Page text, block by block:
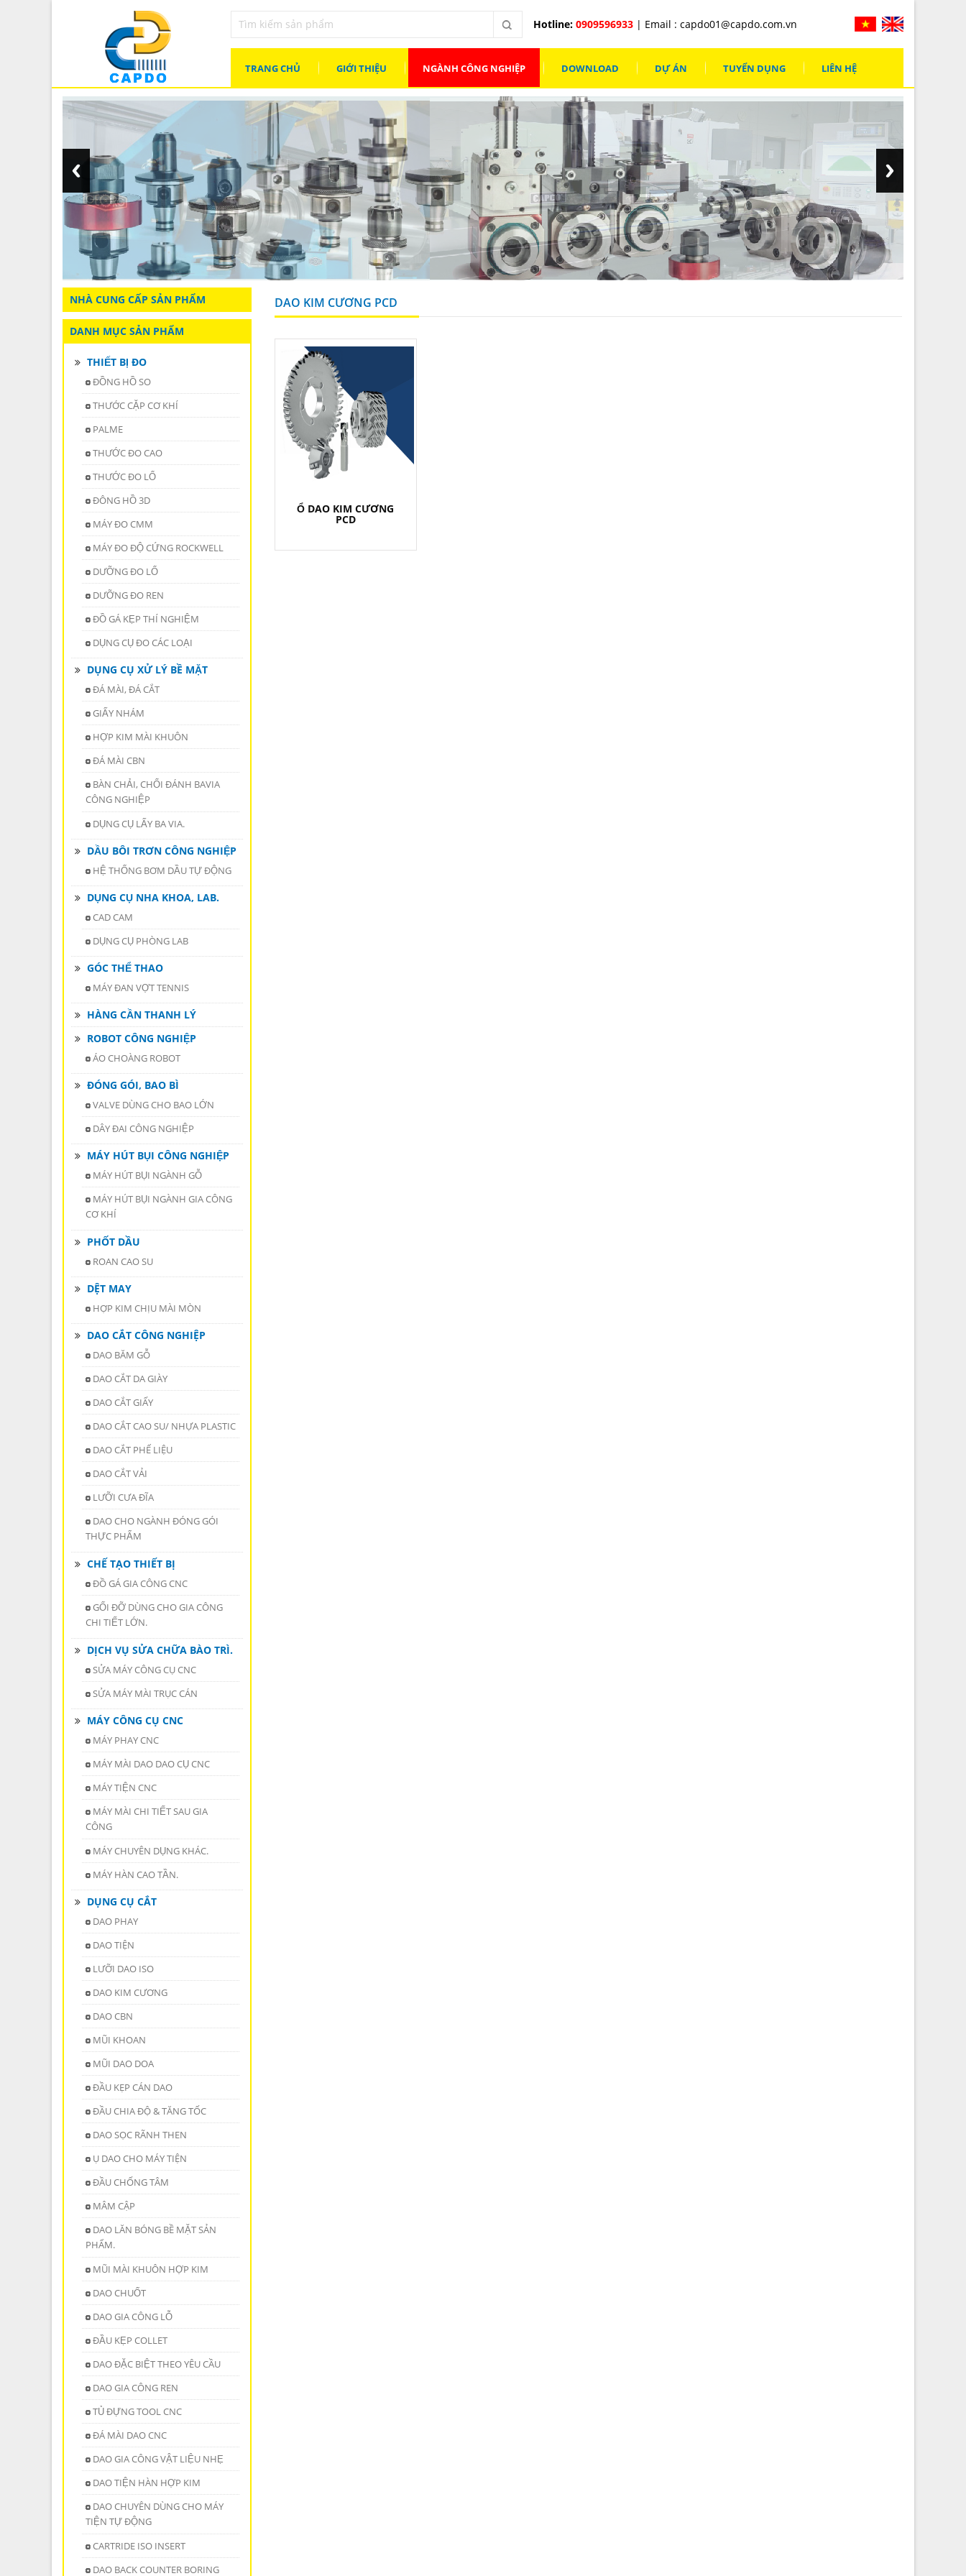
Hotline:0909596933 | Email :capdo01@capdo.com.vn
TRANG CHỦ GIỚI THIỆU NGÀNH CÔNG NGHIỆP DOWNLOAD DỰ ÁN TUYỂN DỤNG LIÊN HỆ
NHÀ CUNG CẤP SẢN PHẨM
DANH MỤC SẢN PHẨM
THIẾT BỊ ĐO
ĐỒNG HỒ SO
THƯỚC CẶP CƠ KHÍ
PALME
THƯỚC ĐO CAO
THƯỚC ĐO LỔ
ĐÔNG HỒ 3D
MÁY ĐO CMM
MÁY ĐO ĐỘ CỨNG ROCKWELL
DƯỠNG ĐO LỔ
DƯỠNG ĐO REN
ĐỒ GÁ KẸP THÍ NGHIỆM
DỤNG CỤ ĐO CÁC LOẠI
DỤNG CỤ XỬ LÝ BỀ MẶT
ĐÁ MÀI, ĐÁ CẮT
GIẤY NHÁM
HỢP KIM MÀI KHUÔN
ĐÁ MÀI CBN
BÀN CHẢI, CHỔI ĐÁNH BAVIA
CÔNG NGHIỆP
DỤNG CỤ LẤY BA VIA.
DẦU BÔI TRƠN CÔNG NGHIỆP
HỆ THỐNG BƠM DẦU TỰ ĐỘNG
DỤNG CỤ NHA KHOA, LAB.
CAD CAM
DỤNG CỤ PHÒNG LAB
GÓC THỂ THAO
MÁY ĐAN VỢT TENNIS
HÀNG CẦN THANH LÝ
ROBOT CÔNG NGHIỆP
ÁO CHOÀNG ROBOT
ĐÓNG GÓI, BAO BÌ
VALVE DÙNG CHO BAO LỚN
DÂY ĐAI CÔNG NGHIỆP
MÁY HÚT BỤI CÔNG NGHIỆP
MÁY HÚT BỤI NGÀNH GỖ
MÁY HÚT BỤI NGÀNH GIA CÔNG
CƠ KHÍ
PHỐT DẦU
ROAN CAO SU
DỆT MAY
HỢP KIM CHỊU MÀI MÒN
DAO CẮT CÔNG NGHIỆP
DAO BĂM GỖ
DAO CẮT DA GIÀY
DAO CẮT GIẤY
DAO CẮT CAO SU/ NHỰA PLASTIC
DAO CẮT PHẾ LIỆU
DAO CẮT VẢI
LƯỠI CƯA ĐĨA
DAO CHO NGÀNH ĐÓNG GÓI
THỰC PHẨM
CHẾ TẠO THIẾT BỊ
ĐỒ GÁ GIA CÔNG CNC
GỐI ĐỠ DÙNG CHO GIA CÔNG
CHI TIẾT LỚN.
DỊCH VỤ SỬA CHỮA BÀO TRÌ.
SỬA MÁY CÔNG CỤ CNC
SỬA MÁY MÀI TRỤC CÁN
MÁY CÔNG CỤ CNC
MÁY PHAY CNC
MÁY MÀI DAO DAO CỤ CNC
MÁY TIỆN CNC
MÁY MÀI CHI TIẾT SAU GIA
CÔNG
MÁY CHUYÊN DỤNG KHÁC.
MÁY HÀN CAO TẦN.
DỤNG CỤ CẮT
DAO PHAY
DAO TIỆN
LƯỠI DAO ISO
DAO KIM CƯƠNG
DAO CBN
MŨI KHOAN
MŨI DAO DOA
ĐẦU KẸP CÁN DAO
ĐẦU CHIA ĐỘ & TĂNG TỐC
DAO SỌC RÃNH THEN
Ụ DAO CHO MÁY TIỆN
ĐẦU CHỐNG TÂM
MÂM CẬP
DAO LĂN BÓNG BỀ MẶT SẢN
PHẨM.
MŨI MÀI KHUÔN HỢP KIM
DAO CHUỐT
DAO GIA CÔNG LỖ
ĐẦU KẸP COLLET
DAO ĐẶC BIỆT THEO YÊU CẦU
DAO GIA CÔNG REN
TỦ ĐỰNG TOOL CNC
ĐÁ MÀI DAO CNC
DAO GIA CÔNG VẬT LIỆU NHẸ
DAO TIỆN HÀN HỢP KIM
DAO CHUYÊN DÙNG CHO MÁY
TIỆN TỰ ĐỘNG
CARTRIDE ISO INSERT
DAO BACK COUNTER BORING
DAO KIM CƯƠNG PCD
Ổ DAO KIM CƯƠNG
PCD